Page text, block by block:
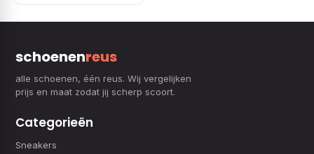
schoenenreus
alle schoenen, één reus. Wij vergelijken
prijs en maat zodat jij scherp scoort.
Categorieën
Sneakers